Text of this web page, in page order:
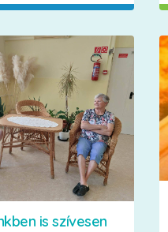
is szívesen